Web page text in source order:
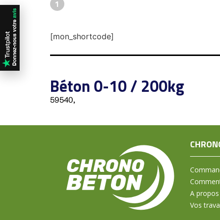
1
[mon_shortcode]
Béton 0-10 / 200kg
59540,
A propos
Vos